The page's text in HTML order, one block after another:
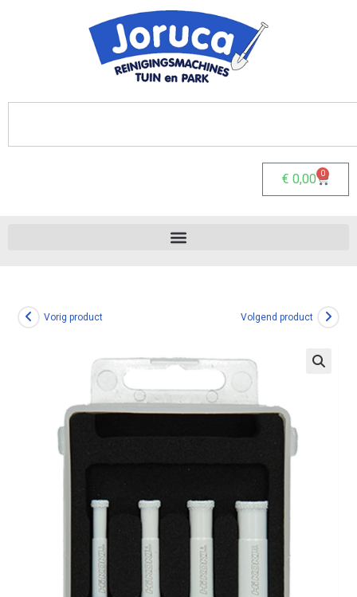
€ 0,00 0
Vorig product Volgend product